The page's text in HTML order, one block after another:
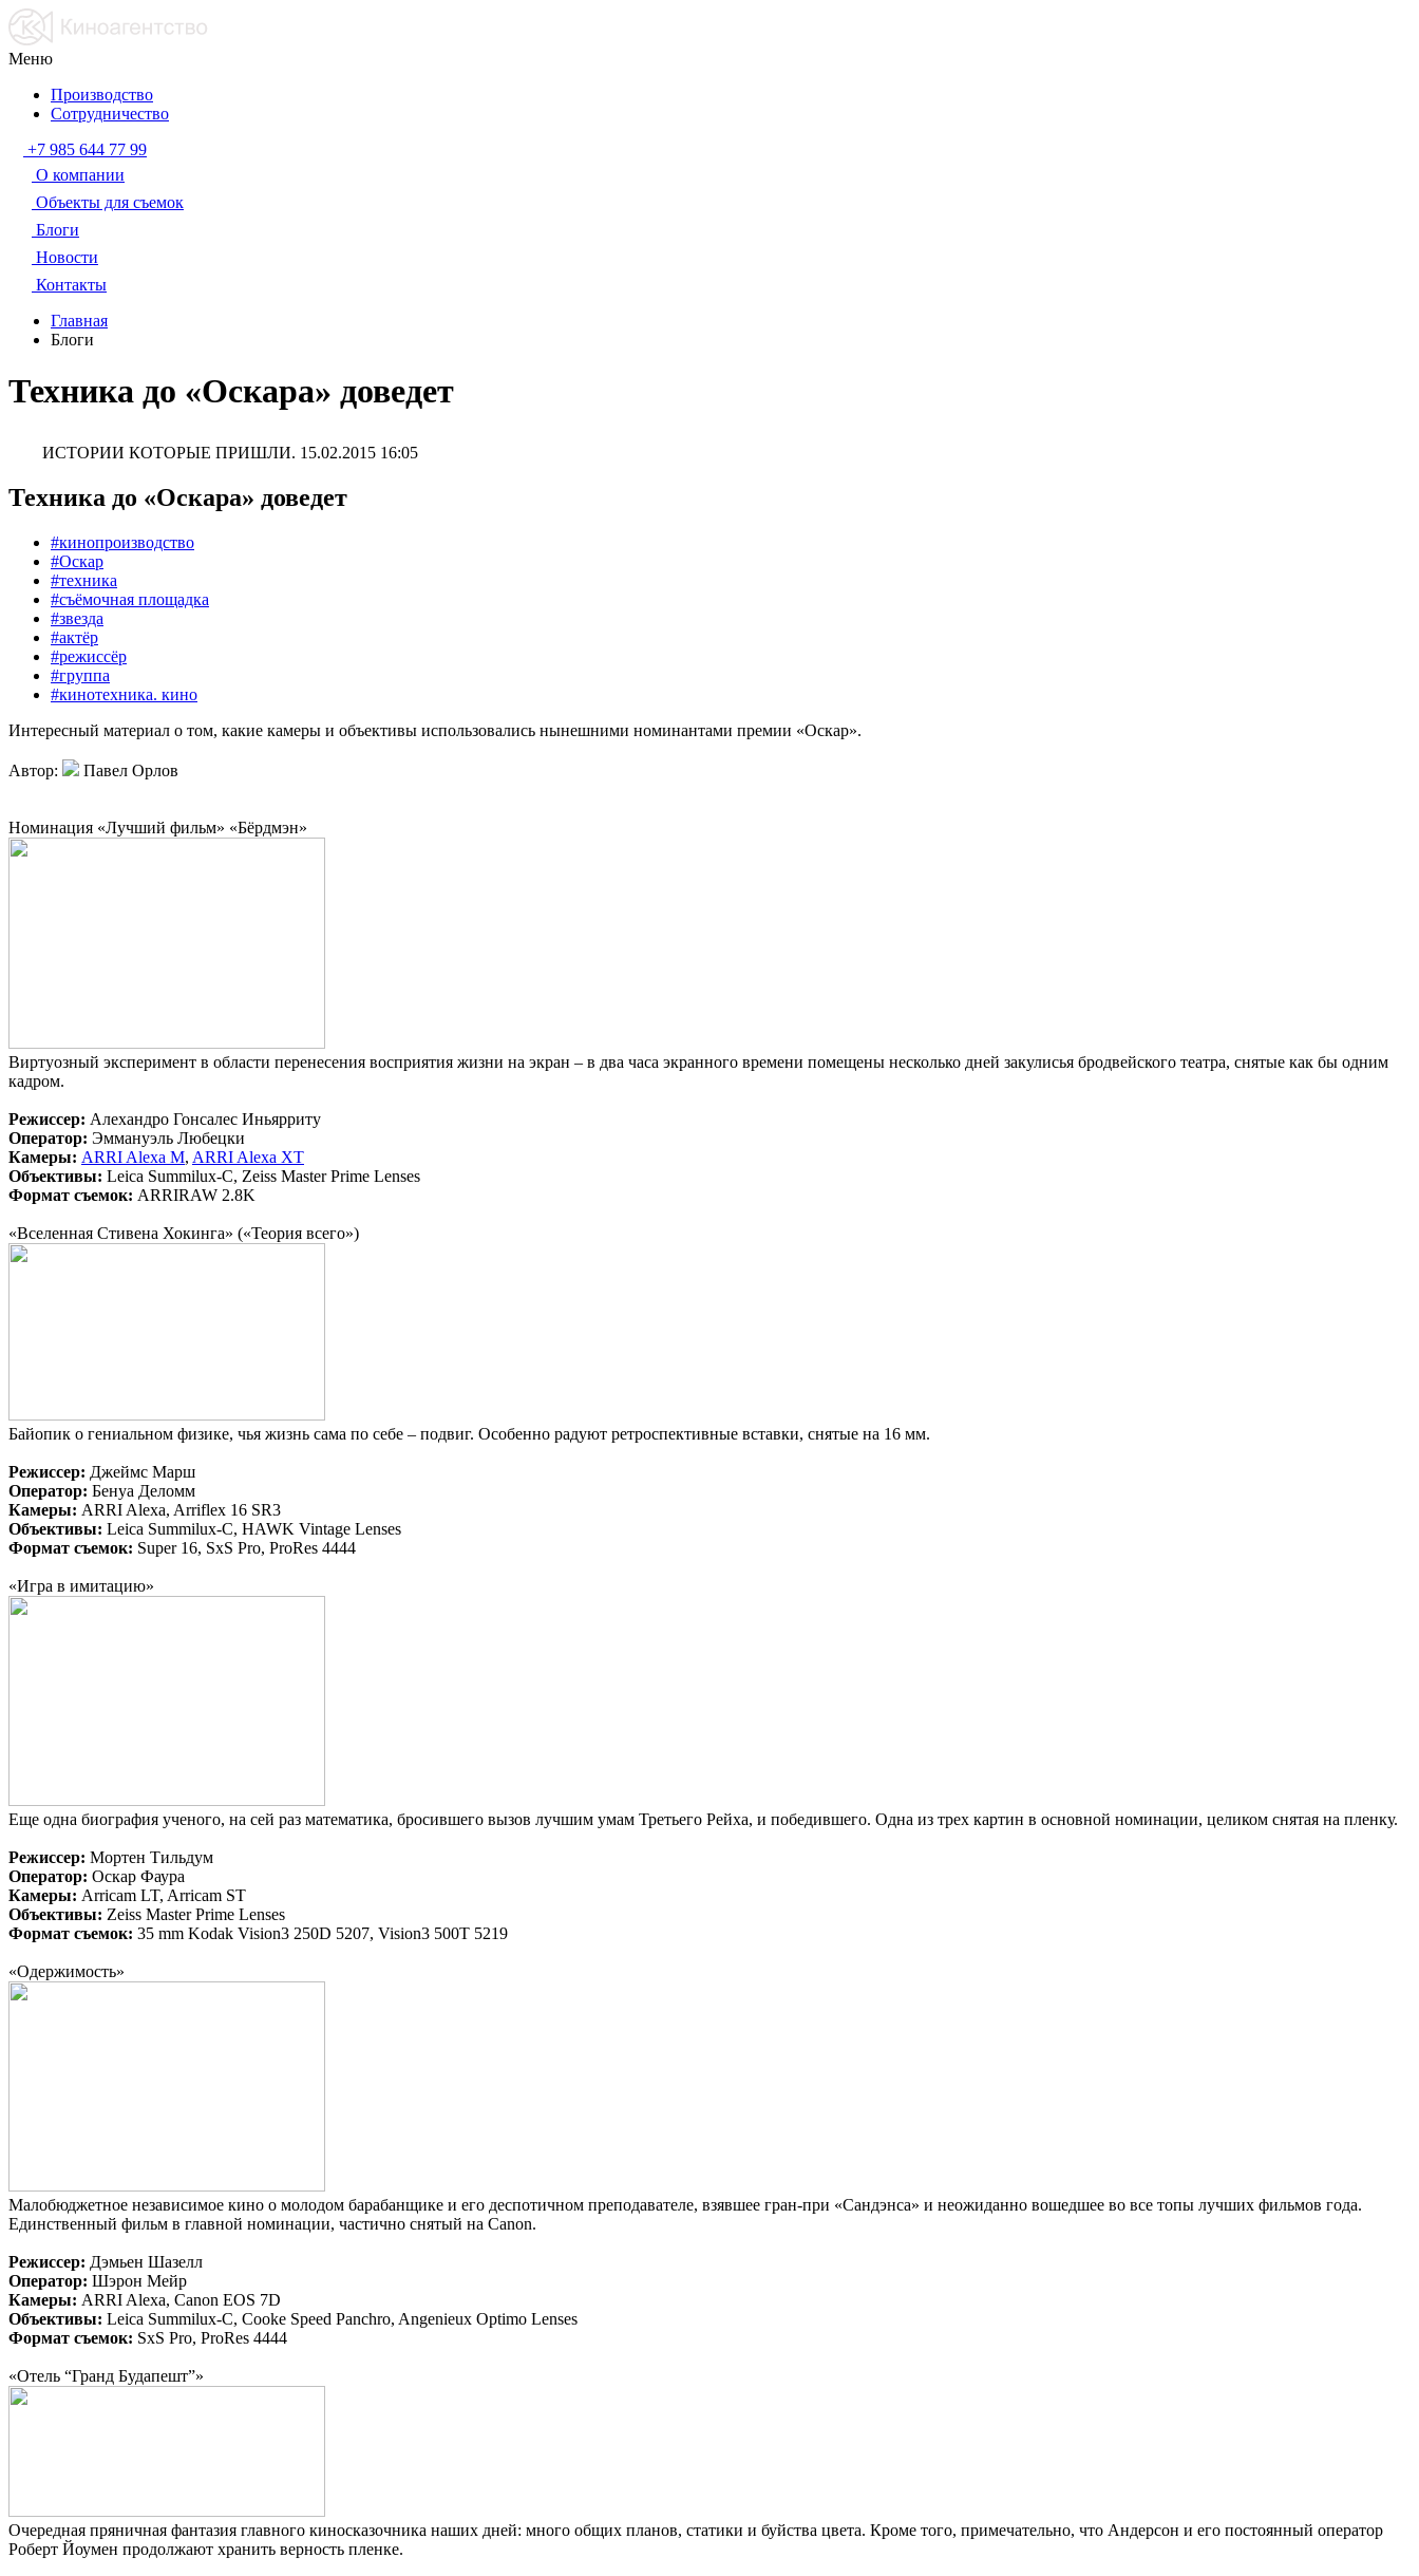
Меню
Производство
Сотрудничество
+7 985 644 77 99
О компании
Объекты для съемок
Блоги
Новости
Контакты
Главная
Блоги
Техника до «Оскара» доведет
ИСТОРИИ КОТОРЫЕ ПРИШЛИ. 15.02.2015 16:05
Техника до «Оскара» доведет
#кинопроизводство
#Оскар
#техника
#съёмочная площадка
#звезда
#актёр
#режиссёр
#группа
#кинотехника. кино
Интересный материал о том, какие камеры и объективы использовались нынешними номинантами премии «Оскар».
Автор: Павел Орлов
Номинация «Лучший фильм» «Бёрдмэн»
Виртуозный эксперимент в области перенесения восприятия жизни на экран – в два часа экранного времени помещены несколько дней закулисья бродвейского театра, снятые как бы одним
кадром.
Режиссер: Алехандро Гонсалес Иньярриту
Оператор: Эммануэль Любецки
Камеры: ARRI Alexa M, ARRI Alexa XT
Объективы: Leica Summilux-C, Zeiss Master Prime Lenses
Формат съемок: ARRIRAW 2.8K
«Вселенная Стивена Хокинга» («Теория всего»)
Байопик о гениальном физике, чья жизнь сама по себе – подвиг. Особенно радуют ретроспективные вставки, снятые на 16 мм.
Режиссер: Джеймс Марш
Оператор: Бенуа Деломм
Камеры: ARRI Alexa, Arriflex 16 SR3
Объективы: Leica Summilux-C, HAWK Vintage Lenses
Формат съемок: Super 16, SxS Pro, ProRes 4444
«Игра в имитацию»
Еще одна биография ученого, на сей раз математика, бросившего вызов лучшим умам Третьего Рейха, и победившего. Одна из трех картин в основной номинации, целиком снятая на пленку.
Режиссер: Мортен Тильдум
Оператор: Оскар Фаура
Камеры: Arricam LT, Arricam ST
Объективы: Zeiss Master Prime Lenses
Формат съемок: 35 mm Kodak Vision3 250D 5207, Vision3 500T 5219
«Одержимость»
Малобюджетное независимое кино о молодом барабанщике и его деспотичном преподавателе, взявшее гран-при «Сандэнса» и неожиданно вошедшее во все топы лучших фильмов года.
Единственный фильм в главной номинации, частично снятый на Canon.
Режиссер: Дэмьен Шазелл
Оператор: Шэрон Мейр
Камеры: ARRI Alexa, Canon EOS 7D
Объективы: Leica Summilux-C, Cooke Speed Panchro, Angenieux Optimo Lenses
Формат съемок: SxS Pro, ProRes 4444
«Отель “Гранд Будапешт”»
Очередная пряничная фантазия главного киносказочника наших дней: много общих планов, статики и буйства цвета. Кроме того, примечательно, что Андерсон и его постоянный оператор
Роберт Йоумен продолжают хранить верность пленке.